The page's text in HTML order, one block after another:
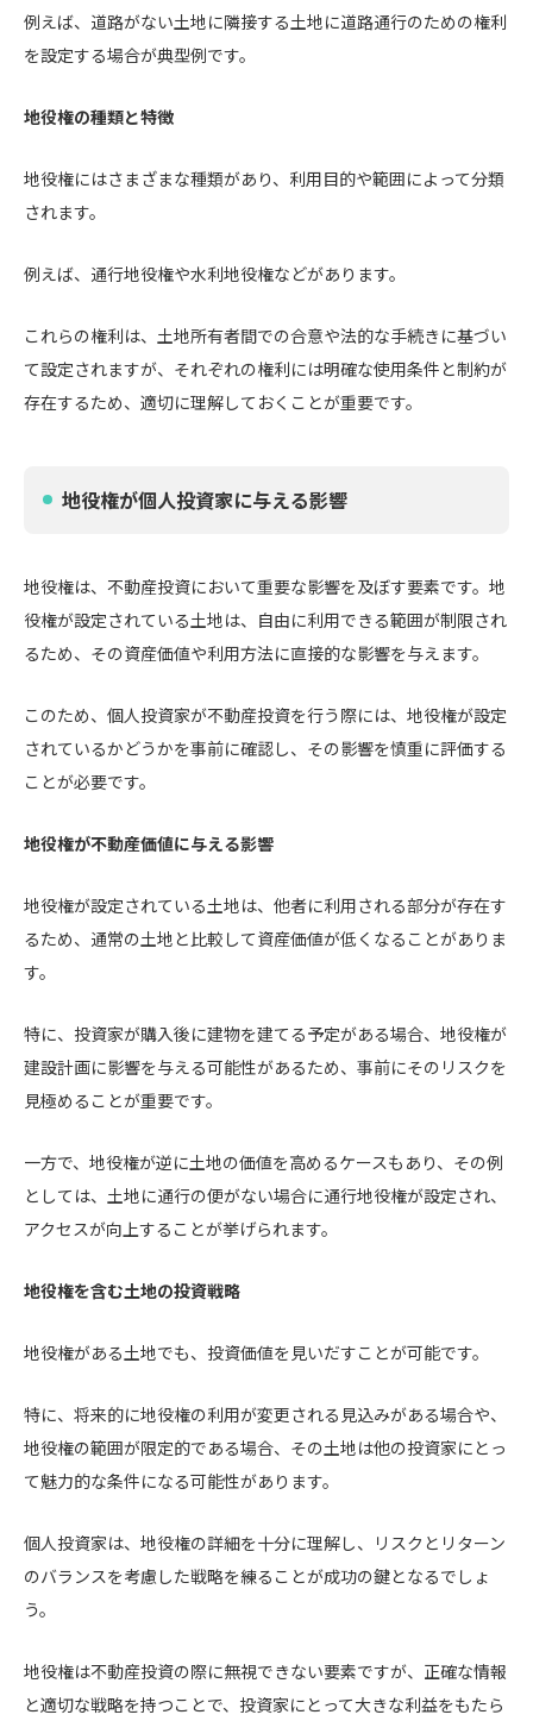
例えば、道路がない土地に隣接する土地に道路通行のための権利
を設定する場合が典型例です。
地役権の種類と特徴
地役権にはさまざまな種類があり、利用目的や範囲によって分類
されます。
例えば、通行地役権や水利地役権などがあります。
これらの権利は、土地所有者間での合意や法的な手続きに基づい
て設定されますが、それぞれの権利には明確な使用条件と制約が
存在するため、適切に理解しておくことが重要です。
地役権が個人投資家に与える影響
地役権は、不動産投資において重要な影響を及ぼす要素です。地
役権が設定されている土地は、自由に利用できる範囲が制限され
るため、その資産価値や利用方法に直接的な影響を与えます。
このため、個人投資家が不動産投資を行う際には、地役権が設定
されているかどうかを事前に確認し、その影響を慎重に評価する
ことが必要です。
地役権が不動産価値に与える影響
地役権が設定されている土地は、他者に利用される部分が存在す
るため、通常の土地と比較して資産価値が低くなることがありま
す。
特に、投資家が購入後に建物を建てる予定がある場合、地役権が
建設計画に影響を与える可能性があるため、事前にそのリスクを
見極めることが重要です。
一方で、地役権が逆に土地の価値を高めるケースもあり、その例
としては、土地に通行の便がない場合に通行地役権が設定され、
アクセスが向上することが挙げられます。
地役権を含む土地の投資戦略
地役権がある土地でも、投資価値を見いだすことが可能です。
特に、将来的に地役権の利用が変更される見込みがある場合や、
地役権の範囲が限定的である場合、その土地は他の投資家にとっ
て魅力的な条件になる可能性があります。
個人投資家は、地役権の詳細を十分に理解し、リスクとリターン
のバランスを考慮した戦略を練ることが成功の鍵となるでしょ
う。
地役権は不動産投資の際に無視できない要素ですが、正確な情報
と適切な戦略を持つことで、投資家にとって大きな利益をもたら